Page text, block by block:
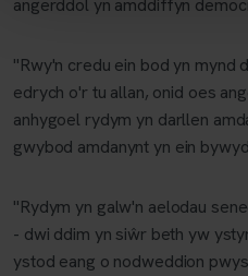
angerddol yn amddiffyn
"Rwy'n credu ein bod yn mynd
edrych o'r tu allan, onid oes
anhygoel rydym yn darllen
gwybod amdanynt yn ein
"Rydym yn galw'n aelodau
- dwi ddim yn siŵr beth yw
ystod eang o nodweddion